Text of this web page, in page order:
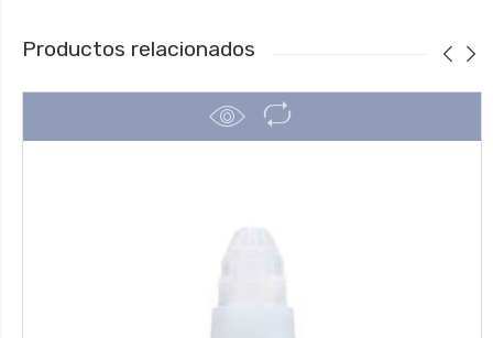
Productos relacionados